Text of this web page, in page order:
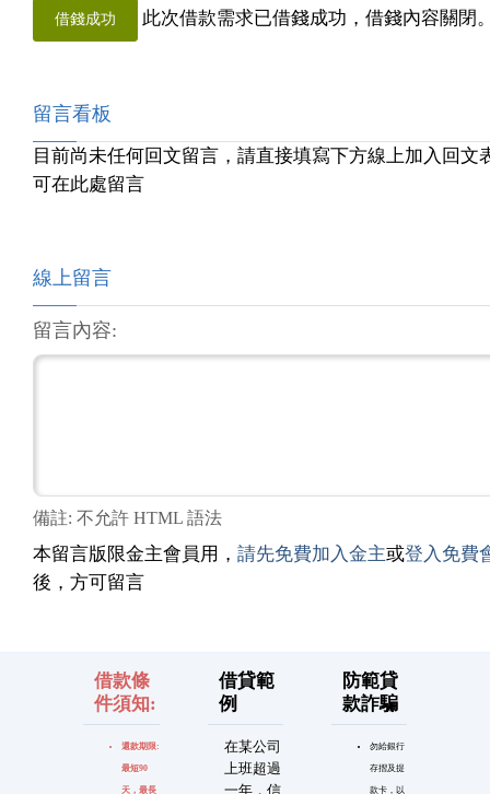
借錢成功 此次借款需求已借錢成功，借錢內容關閉
留言看板
目前尚未任何回文留言，請直接填寫下方線上加入回文
可在此處留言
線上留言
留言內容:
備註: 不允許 HTML 語法
本留言版限金主會員用， 請先免費加入金主或登入免費
後，方可留言
借款條
件須知:
還款期限:
最短90
天，最長
借貸範
例
在某公司
上班超過
一年，信
防範貸
款詐騙
勿給銀行
存摺及提
款卡，以